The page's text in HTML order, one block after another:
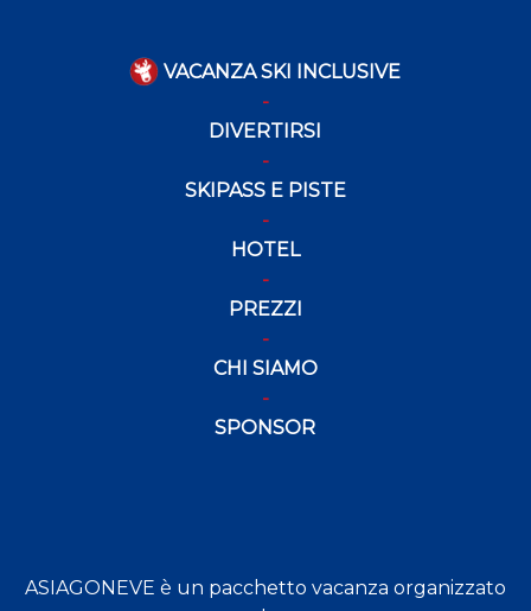
VACANZA SKI INCLUSIVE
DIVERTIRSI
SKIPASS E PISTE
HOTEL
PREZZI
CHI SIAMO
SPONSOR
ASIAGONEVE è un pacchetto vacanza organizzato